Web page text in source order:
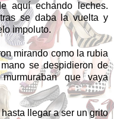
aquí echando leches.
se daba la vuelta y
impoluto.
mirando como la rubia
se despidieron de
que vaya
llegar a ser un grito